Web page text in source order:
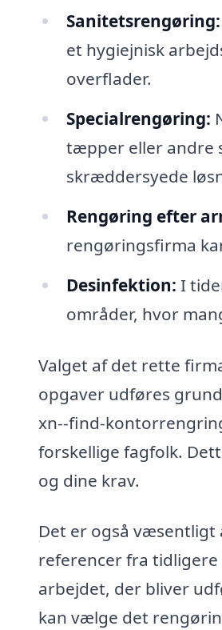
Sanitetsrengøring:
et hygiejnisk
overflader.
Specialrengøring:
tæpper eller andre
skræddersyede
Rengøring efter
rengøringsfirma
Desinfektion: I
områder, hvor
Valget af det rette
opgaver udføres
xn--find-
forskellige fagfolk.
og dine krav.
Det er også væsentligt
referencer fra tidligere
arbejdet, der bliver
kan vælge det